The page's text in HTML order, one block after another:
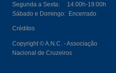
Segunda a Sexta: 14:00h-19:00h
Sábado e Domingo: Encerrado
Créditos
Copyright © A.N.C. - Associação
Nacional de Cruzeiros